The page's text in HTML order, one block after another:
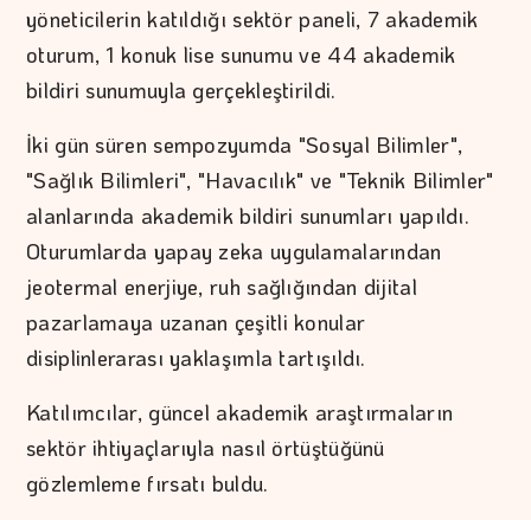
yöneticilerin katıldığı sektör paneli, 7 akademik
oturum, 1 konuk lise sunumu ve 44 akademik
bildiri sunumuyla gerçekleştirildi.
İki gün süren sempozyumda "Sosyal Bilimler",
"Sağlık Bilimleri", "Havacılık" ve "Teknik Bilimler"
alanlarında akademik bildiri sunumları yapıldı.
Oturumlarda yapay zeka uygulamalarından
jeotermal enerjiye, ruh sağlığından dijital
pazarlamaya uzanan çeşitli konular
disiplinlerarası yaklaşımla tartışıldı.
Katılımcılar, güncel akademik araştırmaların
sektör ihtiyaçlarıyla nasıl örtüştüğünü
gözlemleme fırsatı buldu.